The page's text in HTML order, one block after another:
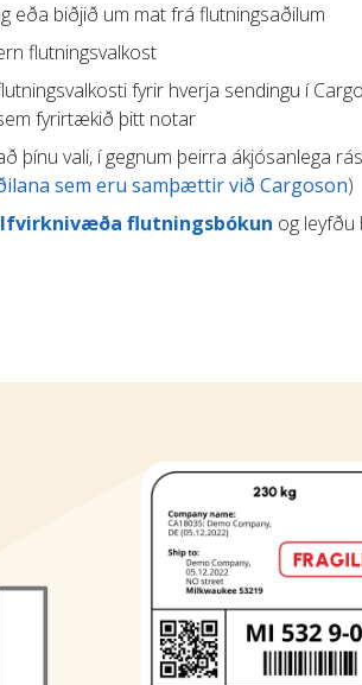
eða biðjið um mat frá flutningsaðilum
flutningsvalkost
fyrir hverja sendingu í
fyrirtækið þitt notar
þínu vali, í gegnum þeirra ákjósanlega
sem eru samþættir við Cargoson)
flutningsbókun og leyfðu